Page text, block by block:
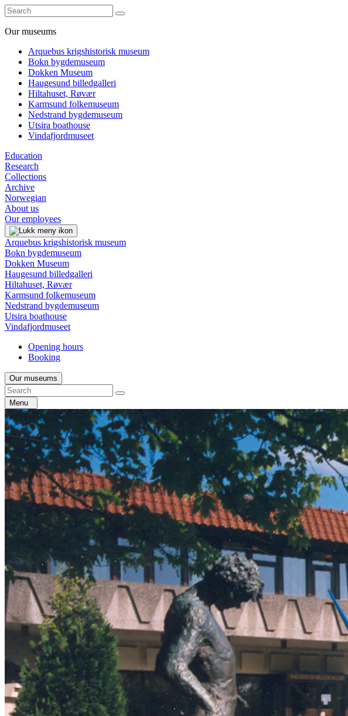
Our museums
Arquebus krigshistorisk museum
Bokn bygdemuseum
Dokken Museum
Haugesund billedgalleri
Hiltahuset, Røvær
Karmsund folkemuseum
Nedstrand bygdemuseum
Utsira boathouse
Vindafjordmuseet
Education
Research
Collections
Archive
Norwegian
About us
Our employees
Arquebus krigshistorisk museum
Bokn bygdemuseum
Dokken Museum
Haugesund billedgalleri
Hiltahuset, Røvær
Karmsund folkemuseum
Nedstrand bygdemuseum
Utsira boathouse
Vindafjordmuseet
Opening hours
Booking
Our museums
Menu